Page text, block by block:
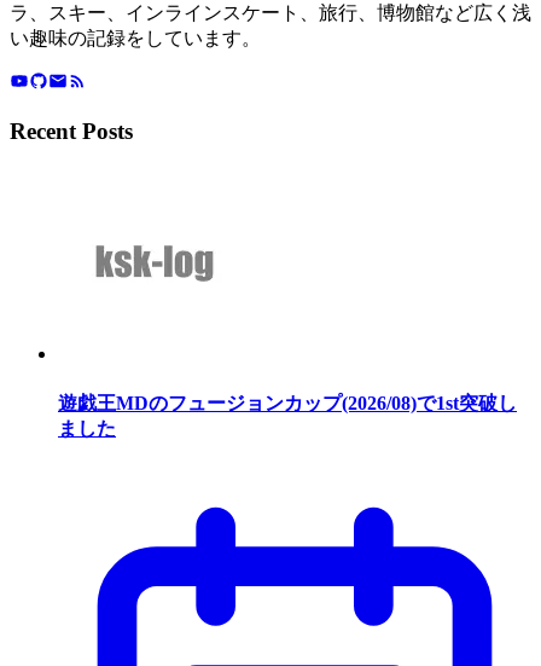
ラ、スキー、インラインスケート、旅行、博物館など広く浅
い趣味の記録をしています。
Recent Posts
遊戯王MDのフュージョンカップ(2026/08)で1st突破し
ました